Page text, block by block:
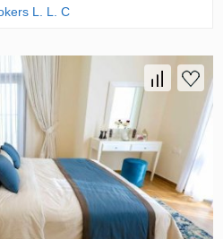
L. L. C